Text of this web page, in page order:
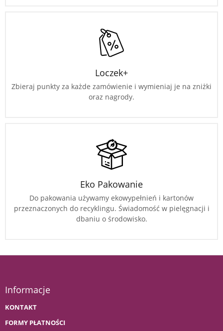
Loczek+
Zbieraj punkty za każde zamówienie i wymieniaj je na zniżki
oraz nagrody.
Eko Pakowanie
Do pakowania używamy ekowypełnień i kartonów
przeznaczonych do recyklingu. Świadomość w pielęgnacji i
dbaniu o środowisko.
Informacje
KONTAKT
FORMY PŁATNOŚCI